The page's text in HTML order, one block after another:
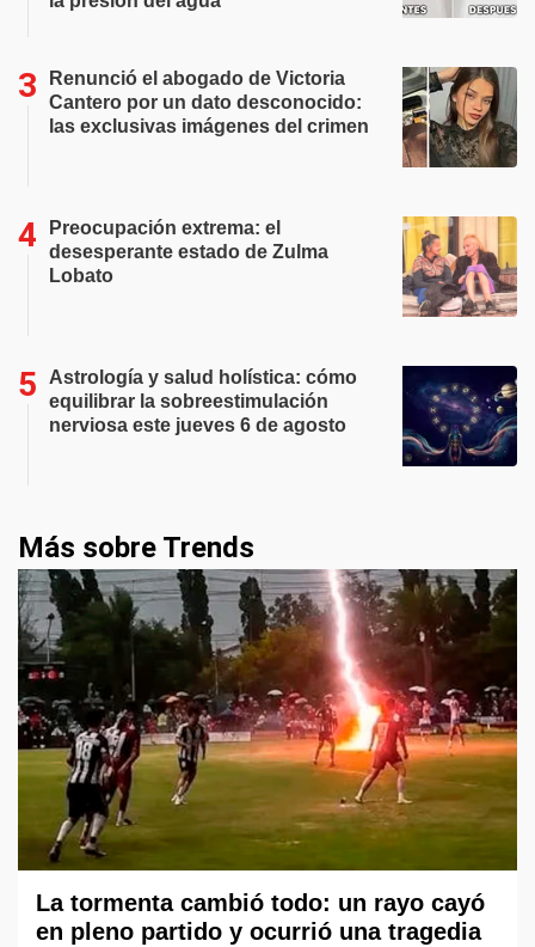
Renunció el abogado de Victoria
Cantero por un dato desconocido:
las exclusivas imágenes del crimen
Preocupación extrema: el
desesperante estado de Zulma
Lobato
Astrología y salud holística: cómo
equilibrar la sobreestimulación
nerviosa este jueves 6 de agosto
Más sobre Trends
La tormenta cambió todo: un rayo cayó
en pleno partido y ocurrió una tragedia